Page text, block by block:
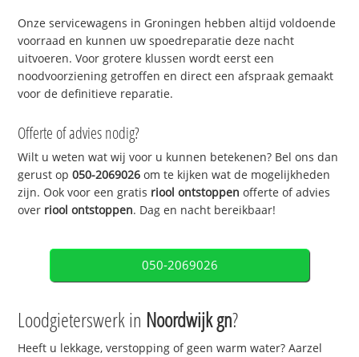
Onze servicewagens in Groningen hebben altijd voldoende
voorraad en kunnen uw spoedreparatie deze nacht
uitvoeren. Voor grotere klussen wordt eerst een
noodvoorziening getroffen en direct een afspraak gemaakt
voor de definitieve reparatie.
Offerte of advies nodig?
Wilt u weten wat wij voor u kunnen betekenen? Bel ons dan
gerust op050-2069026 om te kijken wat de mogelijkheden
zijn. Ook voor een gratis riool ontstoppen offerte of advies
over riool ontstoppen. Dag en nacht bereikbaar!
050-2069026
Loodgieterswerk in Noordwijk gn?
Heeft u lekkage, verstopping of geen warm water? Aarzel